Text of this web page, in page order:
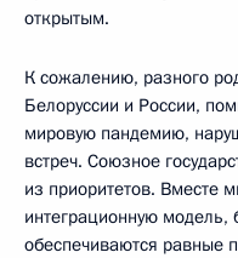
открытым.
К сожалению, разного
Белоруссии и России,
мировую пандемию,
встреч. Союзное
из приоритетов. Вместе
интеграционную модель,
обеспечиваются равные